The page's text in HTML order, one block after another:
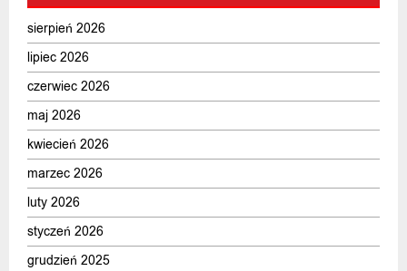
sierpień 2026
lipiec 2026
czerwiec 2026
maj 2026
kwiecień 2026
marzec 2026
luty 2026
styczeń 2026
grudzień 2025